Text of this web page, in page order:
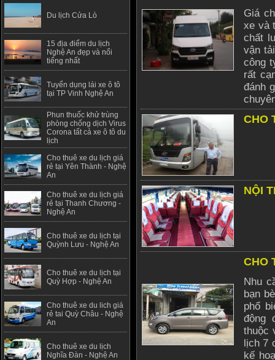
Du lịch Cửa Lò
15 địa điểm du lịch
Nghệ An đẹp và nổi
tiếng nhất
Tuyển dụng lái xe ô tô
tại TP Vinh Nghệ An
Phun thuốc khử trùng
phòng chống dịch Virus
Corona tất cả xe ô tô du
lịch
Cho thuê xe du lịch giá
rẻ tại Yên Thành - Nghệ
An
Cho thuê xe du lịch giá
rẻ tại Thanh Chương -
Nghệ An
Cho thuê xe du lịch tại
Quỳnh Lưu - Nghệ An
Cho thuê xe du lịch tại
Quỳ Hợp - Nghệ An
Cho thuê xe du lich giá
rẻ tai Quỳ Châu - Nghệ
An
Cho thuê xe du lịch
Nghĩa Đàn - Nghệ An
Giá
xe và
chất
vận
công
rất
đánh
CHO
NỘI
CHO
Nhu
bạn
phổ
động
thuộc
lịch 7
kế